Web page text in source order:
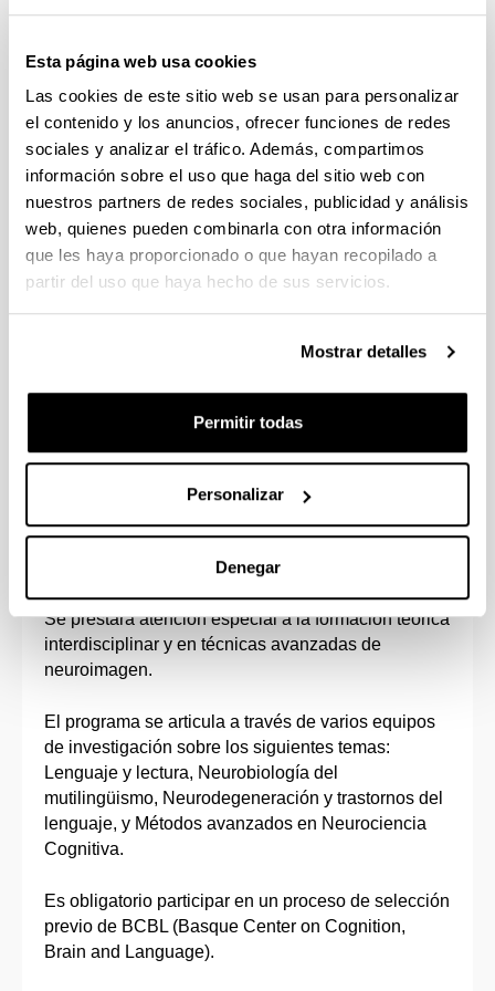
Esta página web usa cookies
Las cookies de este sitio web se usan para personalizar
el contenido y los anuncios, ofrecer funciones de redes
sociales y analizar el tráfico. Además, compartimos
información sobre el uso que haga del sitio web con
nuestros partners de redes sociales, publicidad y análisis
web, quienes pueden combinarla con otra información
que les haya proporcionado o que hayan recopilado a
partir del uso que haya hecho de sus servicios.
Mostrar detalles
Permitir todas
Personalizar
Denegar
La Neurociencia Cognitiva nace de la aventura
interdisciplinar de áreas tan dispares como la
psicología cognitiva, la neurofisiología, la
lingüística, la neuropsicología clínica, entre otras, y
neuroimagen y de la computación. Esta aventura
interdisciplinar tiene por objeto descubrir los
mecanismos cerebrales que subyacen a procesos
El objetivo del programa es formar investigadores e
Cognitiva de cara a lograr progresos en la frontera
del conocimiento y realizar transferencia de
conocimiento a las áreas de Sanidad y Educación.
Se prestará atención especial a la formación teórica
interdisciplinar y en técnicas avanzadas de
neuroimagen.
El programa se articula a través de varios equipos
de investigación sobre los siguientes temas:
Lenguaje y lectura, Neurobiología del
mutilingüismo, Neurodegeneración y trastornos del
lenguaje, y Métodos avanzados en Neurociencia
Cognitiva.
Es obligatorio participar en un proceso de selección
previo de BCBL (Basque Center on Cognition,
Brain and Language).